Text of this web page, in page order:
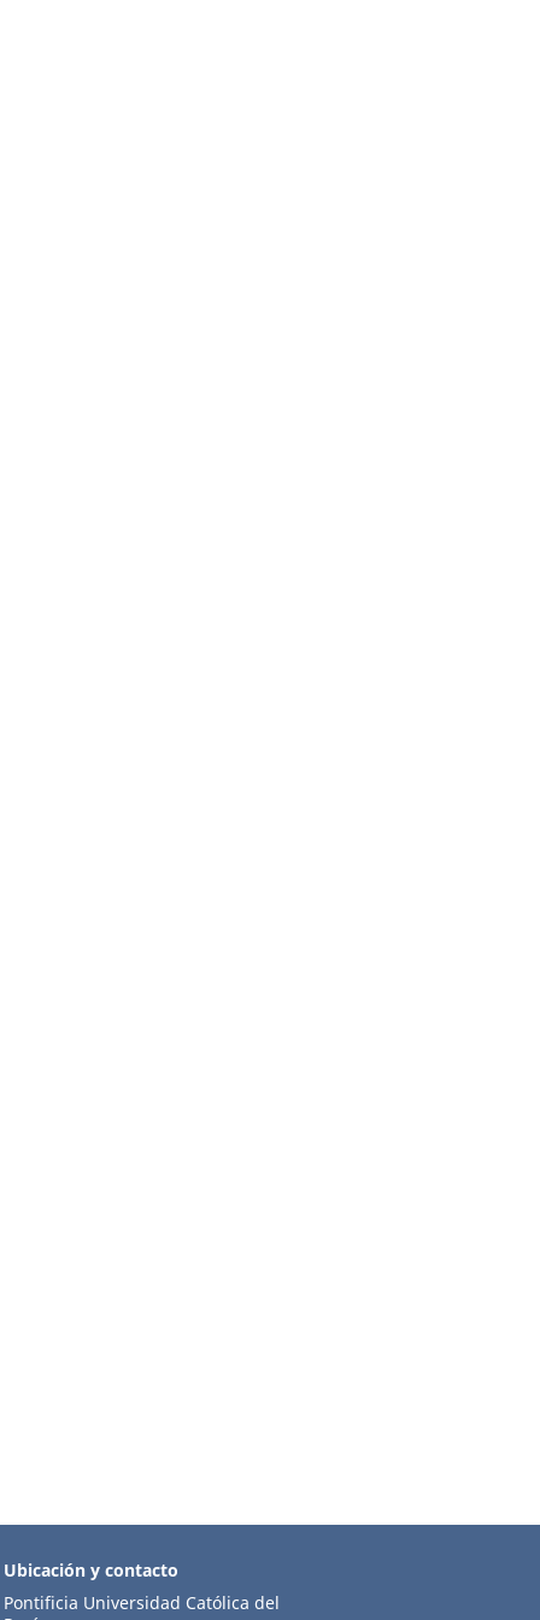
Ubicación y contacto
Pontificia Universidad Católica del